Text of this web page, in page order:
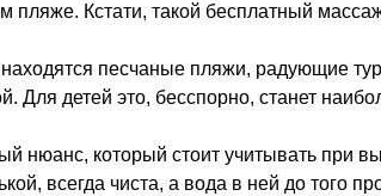
Кстати, такой бесплатный
песчаные пляжи, радующие
Для детей это, бесспорно, станет
нюанс, который стоит учитывать при
всегда чиста, а вода в ней до того